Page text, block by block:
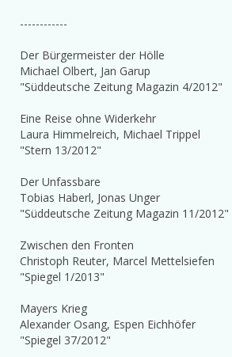
------------
Der Bürgermeister der Hölle
Michael Olbert, Jan Garup
"Süddeutsche Zeitung Magazin 4/2012"
Eine Reise ohne Widerkehr
Laura Himmelreich, Michael Trippel
"Stern 13/2012"
Der Unfassbare
Tobias Haberl, Jonas Unger
"Süddeutsche Zeitung Magazin 11/2012"
Zwischen den Fronten
Christoph Reuter, Marcel Mettelsiefen
"Spiegel 1/2013"
Mayers Krieg
Alexander Osang, Espen Eichhöfer
"Spiegel 37/2012"